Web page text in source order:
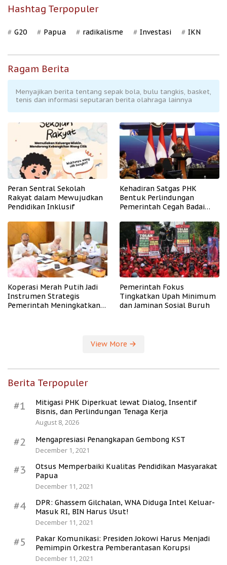
Hashtag Terpopuler
G20 Papua radikalisme Investasi IKN
Ragam Berita
Menyajikan berita tentang sepak bola, bulu tangkis, basket,
tenis dan informasi seputaran berita olahraga lainnya
Peran Sentral Sekolah
Rakyat dalam Mewujudkan
Pendidikan Inklusif
Kehadiran Satgas PHK
Bentuk Perlindungan
Pemerintah Cegah Badai
Koperasi Merah Putih Jadi
Instrumen Strategis
Pemerintah Meningkatkan
Pemerintah Fokus
Tingkatkan Upah Minimum
dan Jaminan Sosial Buruh
View More
Berita Terpopuler
#1
Mitigasi PHK Diperkuat lewat Dialog, Insentif
Bisnis, dan Perlindungan Tenaga Kerja
August 8, 2026
#2
Mengapresiasi Penangkapan Gembong KST
December 1, 2021
#3
Otsus Memperbaiki Kualitas Pendidikan Masyarakat
Papua
December 11, 2021
#4
DPR: Ghassem Gilchalan, WNA Diduga Intel Keluar-
Masuk RI, BIN Harus Usut!
December 11, 2021
#5
Pakar Komunikasi: Presiden Jokowi Harus Menjadi
Pemimpin Orkestra Pemberantasan Korupsi
December 11, 2021